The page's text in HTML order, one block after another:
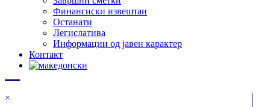
Финансиски извештаи
Останати
Легислатива
Информации од јавен карактер
Контакт
×